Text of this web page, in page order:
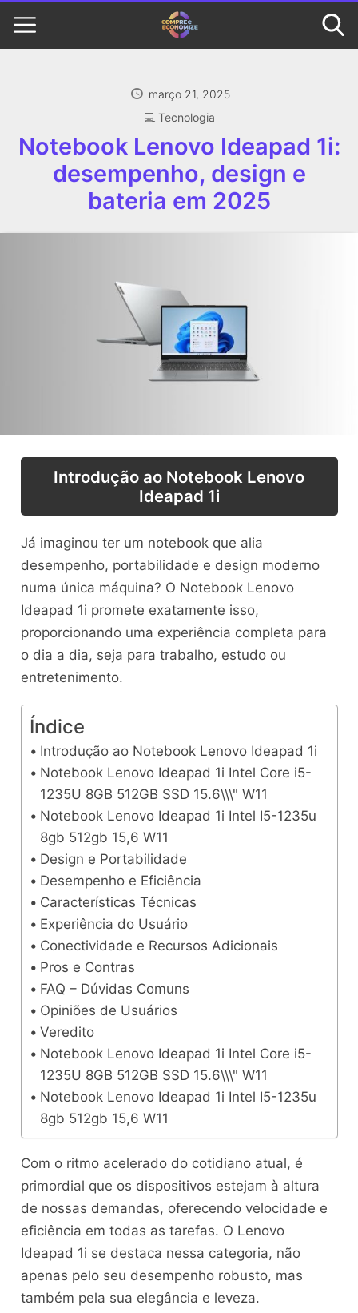
março 21, 2025
‍💻 Tecnologia
Notebook Lenovo Ideapad 1i:
desempenho, design e
bateria em 2025
Introdução ao Notebook Lenovo
Ideapad 1i
Já imaginou ter um notebook que alia
desempenho, portabilidade e design moderno
numa única máquina? O Notebook Lenovo
Ideapad 1i promete exatamente isso,
proporcionando uma experiência completa para
o dia a dia, seja para trabalho, estudo ou
entretenimento.
Índice
Introdução ao Notebook Lenovo Ideapad 1i
Notebook Lenovo Ideapad 1i Intel Core i5-
1235U 8GB 512GB SSD 15.6\\\" W11
Notebook Lenovo Ideapad 1i Intel I5-1235u
8gb 512gb 15,6 W11
Design e Portabilidade
Desempenho e Eficiência
Características Técnicas
Experiência do Usuário
Conectividade e Recursos Adicionais
Pros e Contras
FAQ – Dúvidas Comuns
Opiniões de Usuários
Veredito
Notebook Lenovo Ideapad 1i Intel Core i5-
1235U 8GB 512GB SSD 15.6\\\" W11
Notebook Lenovo Ideapad 1i Intel I5-1235u
8gb 512gb 15,6 W11
Com o ritmo acelerado do cotidiano atual, é
primordial que os dispositivos estejam à altura
de nossas demandas, oferecendo velocidade e
eficiência em todas as tarefas. O Lenovo
Ideapad 1i se destaca nessa categoria, não
apenas pelo seu desempenho robusto, mas
também pela sua elegância e leveza.